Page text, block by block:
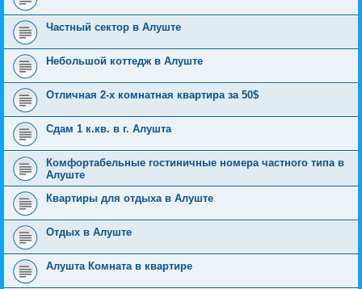
Частный сектор в Алуште
Небольшой коттедж в Алуште
Отличная 2-х комнатная квартира за 50$
Сдам 1 к.кв. в г. Алушта
Комфортабельные гостиничные номера частного типа в
Алуште
Квартиры для отдыха в Алуште
Отдых в Алуште
Алушта Комната в квартире